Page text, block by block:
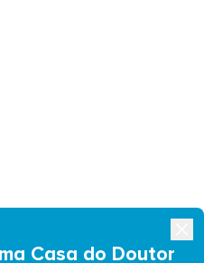
Casa do Doutor